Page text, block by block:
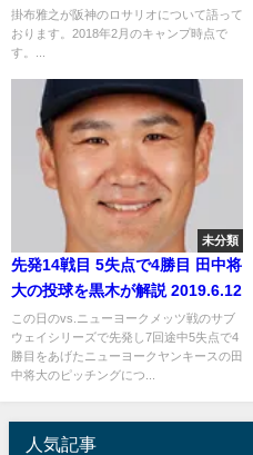
掛布雅之が阪神のロサリオについて語って
おります。2018年2月のキャンプ時点で
す。...
未分類
先発14戦目 5失点で4勝目 田中将
大の投球を黒木が解説 2019.6.12
この日のvs.ニューヨークメッツ戦のサブ
ウェイシリーズで先発し7回途中5失点で4
勝目をあげたニューヨークヤンキースの田
中将大のピッチングにつ...
人気記事